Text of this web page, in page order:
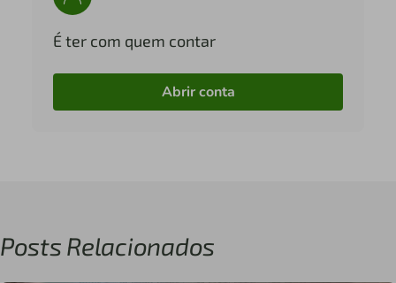
É ter com quem contar
Abrir conta
Posts Relacionados